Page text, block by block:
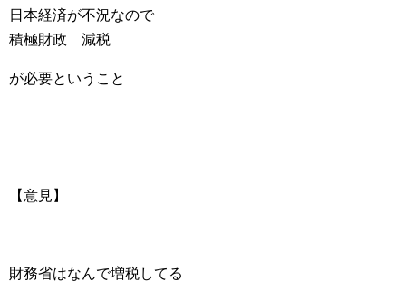
日本経済が不況なので
積極財政 減税
が必要ということ
【意見】
財務省はなんで増税してる